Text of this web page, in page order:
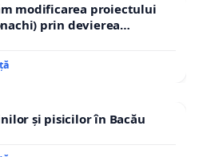
afectate de tăierile
și de înghețarea
categorii depind într-o
modificarea proiectului
prin devierea
și pisicilor în Bacău